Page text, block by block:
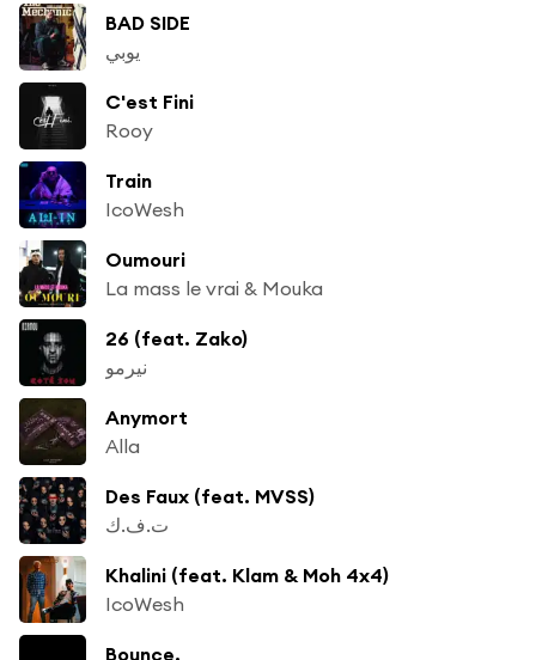
BAD SIDE
يوبي
C'est Fini
Rooy
Train
IcoWesh
Oumouri
La mass le vrai & Mouka
26 (feat. Zako)
نيرمو
Anymort
Alla
Des Faux (feat. MVSS)
ت.ف.ك
Khalini (feat. Klam & Moh 4x4)
IcoWesh
Bounce.